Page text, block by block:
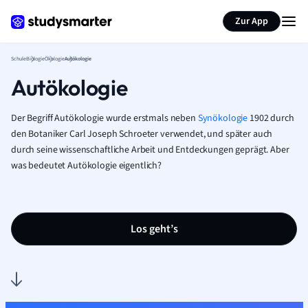
Zur App
SchuleBiologieÖkologieAutökologie
Autökologie
Der Begriff Autökologie wurde erstmals neben Synökologie 1902 durch
den Botaniker Carl Joseph Schroeter verwendet, und später auch
durch seine wissenschaftliche Arbeit und Entdeckungen geprägt. Aber
was bedeutet Autökologie eigentlich?
Los geht’s
Seite zusammenfassen